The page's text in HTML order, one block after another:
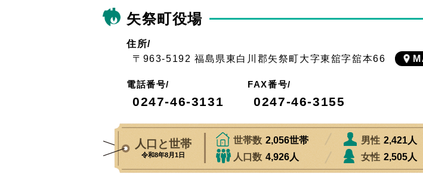
矢祭町役場
住所/
〒963-5192 福島県東白川郡矢祭町大字東舘字舘本66
電話番号/
0247-46-3131
FAX番号/
0247-46-3155